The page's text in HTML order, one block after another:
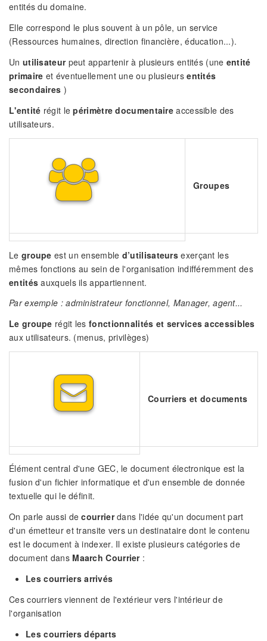
entités du domaine.
Elle correspond le plus souvent à un pôle, un service
(Ressources humaines, direction financière, éducation...).
Un utilisateurpeut appartenir à plusieurs entités (une entité
primaire et éventuellement une ou plusieursentités
secondaires )
L'entité régit lepérimètre documentaire accessible des
utilisateurs.
Groupes
Le groupe est un ensemble d’utilisateurs exerçant les
mêmes fonctions au sein de l'organisation indifféremment des
entités auxquels ils appartiennent.
Par exemple : administrateur fonctionnel, Manager, agent...
Le groupe régit lesfonctionnalités et services accessibles
aux utilisateurs. (menus, privilèges)
Courriers et documents
Élément central d'une GEC, le document électronique est la
fusion d'un fichier informatique et d'un ensemble de donnée
textuelle qui le définit.
On parle aussi decourrierdans l'idée qu'un document part
d'un émetteur et transite vers un destinataire dont le contenu
est le document à indexer. Il existe plusieurs catégories de
document dans Maarch Courrier:
Les courriers arrivés
Ces courriers viennent de l'extérieur vers l'intérieur de
l'organisation
Les courriers départs